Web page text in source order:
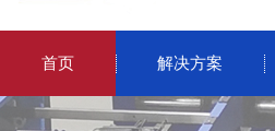
首页 解决方案